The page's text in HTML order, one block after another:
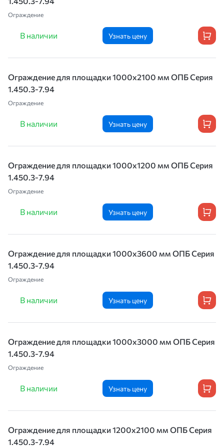
Ограждение
В наличии Узнать цену
Ограждение для площадки 1000х2100 мм ОПБ Серия
1.450.3-7.94
Ограждение
В наличии Узнать цену
Ограждение для площадки 1000х1200 мм ОПБ Серия
1.450.3-7.94
Ограждение
В наличии Узнать цену
Ограждение для площадки 1000х3600 мм ОПБ Серия
1.450.3-7.94
Ограждение
В наличии Узнать цену
Ограждение для площадки 1000х3000 мм ОПБ Серия
1.450.3-7.94
Ограждение
В наличии Узнать цену
Ограждение для площадки 1200х2100 мм ОПБ Серия
1.450.3-7.94